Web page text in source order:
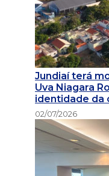
Jundiaí terá
Uva Niagara
identidade da
02/07/2026